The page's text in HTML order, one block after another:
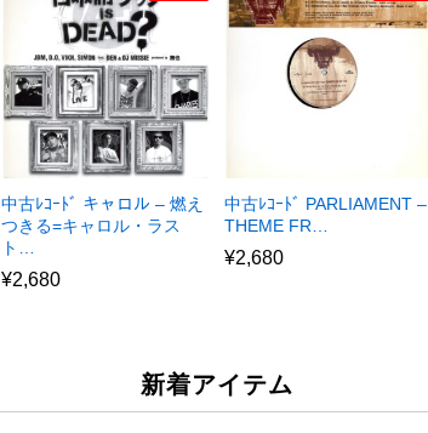
中古ﾚｺｰﾄﾞ キャロル – 燃え
つきる=キャロル・ラス
ト…
¥2,680
中古ﾚｺｰﾄﾞ PARLIAMENT –
THEME FR…
¥2,680
新着アイテム